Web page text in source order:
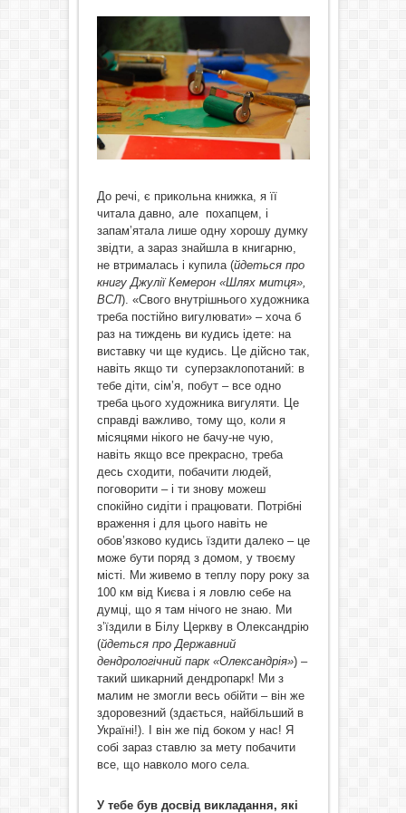
До речі, є прикольна книжка, я її
читала давно, але похапцем, і
запам’ятала лише одну хорошу думку
звідти, а зараз знайшла в книгарню,
не втрималась і купила (йдеться про
книгу Джулії Кемерон «Шлях митця»,
ВСЛ). «Свого внутрішнього художника
треба постійно вигулювати» – хоча б
раз на тиждень ви кудись ідете: на
виставку чи ще кудись. Це дійсно так,
навіть якщо ти суперзаклопотаний: в
тебе діти, сім’я, побут – все одно
треба цього художника вигуляти. Це
справді важливо, тому що, коли я
місяцями нікого не бачу-не чую,
навіть якщо все прекрасно, треба
десь сходити, побачити людей,
поговорити – і ти знову можеш
спокійно сидіти і працювати. Потрібні
враження і для цього навіть не
обов’язково кудись їздити далеко – це
може бути поряд з домом, у твоєму
місті. Ми живемо в теплу пору року за
100 км від Києва і я ловлю себе на
думці, що я там нічого не знаю. Ми
з’їздили в Білу Церкву в Олександрію
(йдеться про Державний
дендрологічний парк «Олександрія») –
такий шикарний дендропарк! Ми з
малим не змогли весь обійти – він же
здоровезний (здається, найбільший в
Україні!). І він же під боком у нас! Я
собі зараз ставлю за мету побачити
все, що навколо мого села.
У тебе був досвід викладання, які